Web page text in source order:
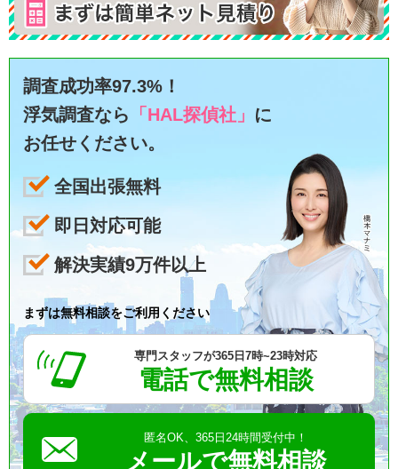
調査成功率97.3%！
浮気調査なら 「HAL探偵社」 に
お任せください。
全国出張無料
即日対応可能
解決実績9万件以上
まずは無料相談をご利用ください
専門スタッフが365日7時~23時対応
電話で無料相談
匿名OK、365日24時間受付中！
メールで無料相談